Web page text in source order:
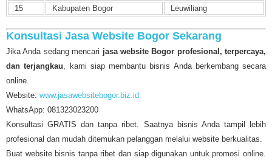
15
Kabupaten Bogor Leuwiliang
Konsultasi Jasa Website Bogor Sekarang
Jika Anda sedang mencari jasa website Bogor profesional, terpercaya,
dan terjangkau, kami siap membantu bisnis Anda berkembang secara
online.
Website: www.jasawebsitebogor.biz.id
WhatsApp: 081323023200
Konsultasi GRATIS dan tanpa ribet. Saatnya bisnis Anda tampil lebih
profesional dan mudah ditemukan pelanggan melalui website berkualitas.
Buat website bisnis tanpa ribet dan siap digunakan untuk promosi online.